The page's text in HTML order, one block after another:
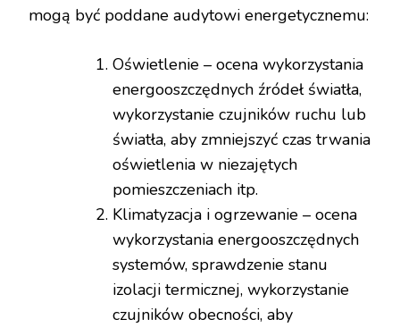
mogą być poddane audytowi energetycznemu:
Oświetlenie – ocena wykorzystania
energooszczędnych źródeł światła,
wykorzystanie czujników ruchu lub
światła, aby zmniejszyć czas trwania
oświetlenia w niezajętych
pomieszczeniach itp.
Klimatyzacja i ogrzewanie – ocena
wykorzystania energooszczędnych
systemów, sprawdzenie stanu
izolacji termicznej, wykorzystanie
czujników obecności, aby